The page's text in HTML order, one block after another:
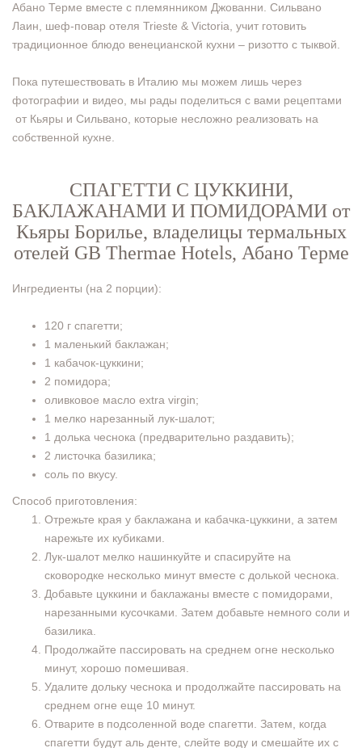
Абано Терме вместе с племянником Джованни. Сильвано
Лаин, шеф-повар отеля Trieste & Victoria, учит готовить
традиционное блюдо венецианской кухни – ризотто с тыквой.
Пока путешествовать в Италию мы можем лишь через
фотографии и видео, мы рады поделиться с вами рецептами
от Кьяры и Сильвано, которые несложно реализовать на
собственной кухне.
СПАГЕТТИ С ЦУККИНИ,
БАКЛАЖАНАМИ И ПОМИДОРАМИ от
Кьяры Борилье, владелицы термальных
отелей GB Thermae Hotels, Абано Терме
Ингредиенты (на 2 порции):
120 г спагетти;
1 маленький баклажан;
1 кабачок-цуккини;
2 помидора;
оливковое масло extra virgin;
1 мелко нарезанный лук-шалот;
1 долька чеснока (предварительно раздавить);
2 листочка базилика;
соль по вкусу.
Способ приготовления:
Отрежьте края у баклажана и кабачка-цуккини, а затем
нарежьте их кубиками.
Лук-шалот мелко нашинкуйте и спасируйте на
сковородке несколько минут вместе с долькой чеснока.
Добавьте цуккини и баклажаны вместе с помидорами,
нарезанными кусочками. Затем добавьте немного соли и
базилика.
Продолжайте пассировать на среднем огне несколько
минут, хорошо помешивая.
Удалите дольку чеснока и продолжайте пассировать на
среднем огне еще 10 минут.
Отварите в подсоленной воде спагетти. Затем, когда
спагетти будут аль денте, слейте воду и смешайте их с